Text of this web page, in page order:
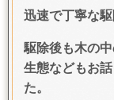
迅速で丁寧な駆
駆除後も木の
生態などもお
た。